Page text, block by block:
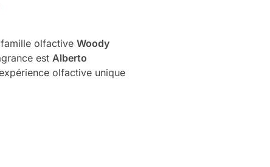
olfactive Woody
est Alberto
olfactive unique